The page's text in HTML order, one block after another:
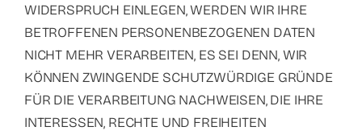
WIDERSPRUCH EINLEGEN, WERDEN WIR IHRE
BETROFFENEN PERSONENBEZOGENEN DATEN
NICHT MEHR VERARBEITEN, ES SEI DENN, WIR
KÖNNEN ZWINGENDE SCHUTZWÜRDIGE GRÜNDE
FÜR DIE VERARBEITUNG NACHWEISEN, DIE IHRE
INTERESSEN, RECHTE UND FREIHEITEN